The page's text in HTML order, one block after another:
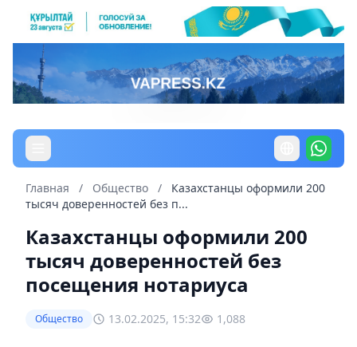
Главная / Общество /
Казахстанцы оформили 200
тысяч доверенностей без п...
Казахстанцы оформили 200
тысяч доверенностей без
посещения нотариуса
Общество 13.02.2025, 15:32 1,088